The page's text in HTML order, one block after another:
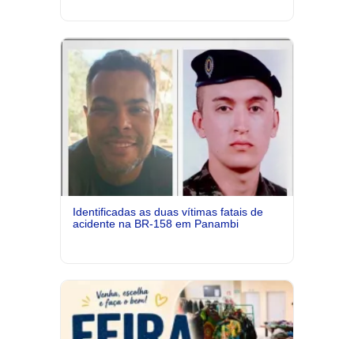
Identificadas as duas vítimas fatais de
acidente na BR-158 em Panambi